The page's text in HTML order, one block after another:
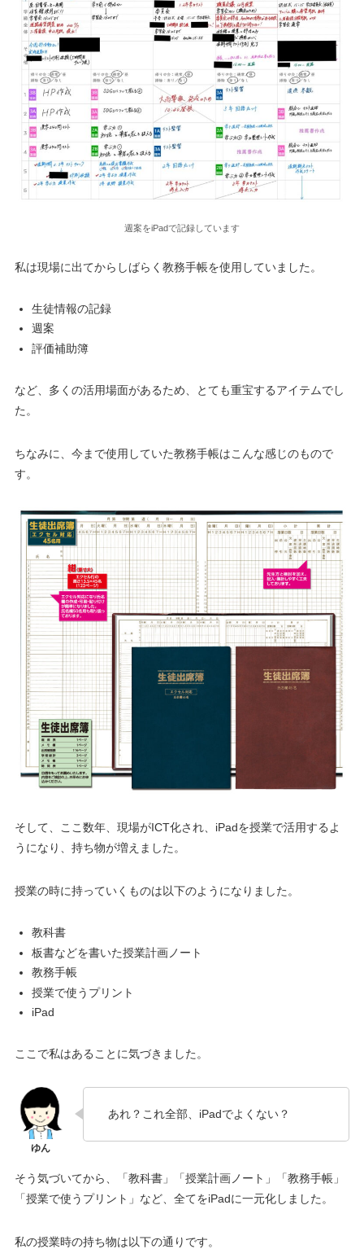
週案をiPadで記録しています
私は現場に出てからしばらく教務手帳を使用していました。
生徒情報の記録
週案
評価補助簿
など、多くの活用場面があるため、とても重宝するアイテムでし
た。
ちなみに、今まで使用していた教務手帳はこんな感じのもので
す。
そして、ここ数年、現場がICT化され、iPadを授業で活用するよ
うになり、持ち物が増えました。
授業の時に持っていくものは以下のようになりました。
教科書
板書などを書いた授業計画ノート
教務手帳
授業で使うプリント
iPad
ここで私はあることに気づきました。
あれ？これ全部、iPadでよくない？
そう気づいてから、「教科書」「授業計画ノート」「教務手帳」
「授業で使うプリント」など、全てをiPadに一元化しました。
私の授業時の持ち物は以下の通りです。